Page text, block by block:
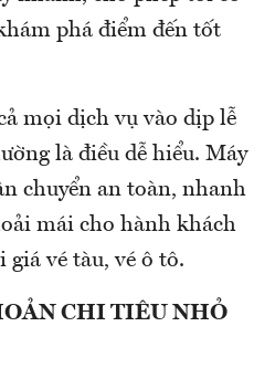
phá điểm đến tốt
mọi dịch vụ vào dịp lễ
là điều dễ hiểu. Máy
chuyển an toàn, nhanh
mái cho hành khách
giá vé tàu, vé ô tô.
CHI TIÊU NHỎ